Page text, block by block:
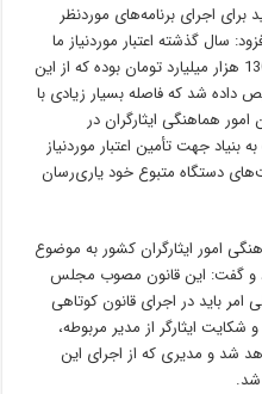
برای اجرای برنامه‌های موردنظر
سال گذشته اعتبار موردنیاز ما
برای اجرای برنامه‌های بنیاد شهید مبلغ 130 هزار میلیارد تومان بوده که از این
تخصیص داده شد که فاصله بسیار زیادی با
امور هماهنگی ایثارگران در
جهت تأمین اعتبار موردنیاز
دستگاه متبوع خود یاری‌رسان
امور ایثارگران کشور به موضوع
و گفت: این قانون مصوب مجلس
باید در اجرای قانون کوتاهی
ایثارگر از مدیر مربوطه،
شد و مدیری که از اجرای این
شد.